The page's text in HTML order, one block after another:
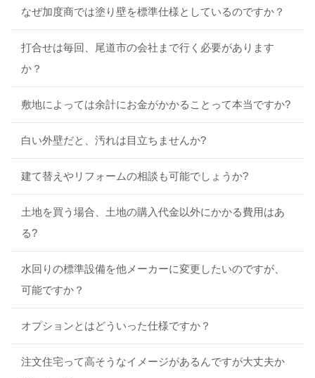
なぜ加度商では塗り壁を標準仕様としているのですか？
打合せは毎回、尾道市の会社まで行く必要があります
か？
敷地によっては余計にお金がかかることって本当ですか?
白い外壁だと、汚れは目立ちませんか?
建て替えやリフォームの相談も可能でしょうか?
土地を買う場合、土地の購入代金以外にかかる費用はあ
る?
水回りの標準設備を他メーカーに変更したいのですが、
可能ですか？
オプションとはどういった仕様ですか？
注文住宅って高そうなイメージがあるんですが大丈夫か